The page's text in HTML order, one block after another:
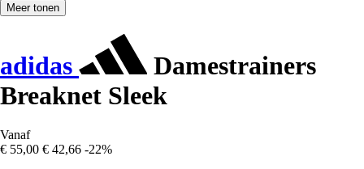
Meer tonen
adidas
Damestrainers
Breaknet Sleek
Vanaf
€ 55,00 € 42,66 -22%